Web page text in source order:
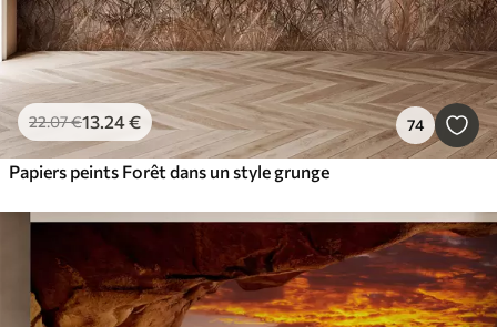
22.07€13.24€ 74
Papiers peints Forêt dans un style grunge